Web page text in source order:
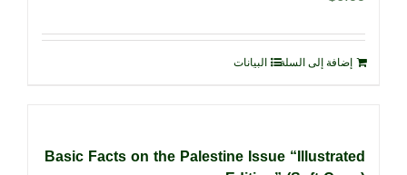
إضافة إلى السلة البيانات
Basic Facts on the Palestine Issue “Illustrated